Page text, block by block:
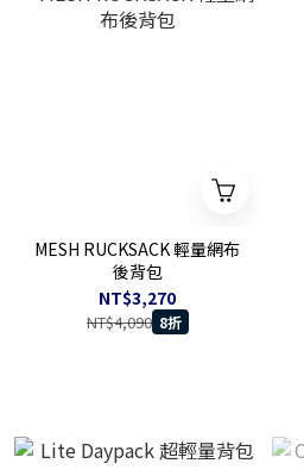
MESH RUCKSACK 輕量網布
後背包
NT$3,270
NT$4,090 8折